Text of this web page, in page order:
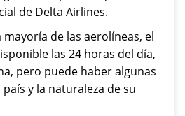
de Delta Airlines.
de las aerolíneas, el
las 24 horas del día,
pero puede haber algunas
y la naturaleza de su